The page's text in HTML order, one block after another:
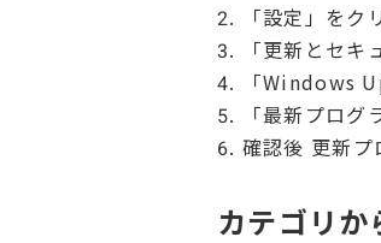
2. 「設定」をク
3. 「更新とセキ
4. 「Windows
5. 「最新プログ
6. 確認後 更新プ
カテゴリか